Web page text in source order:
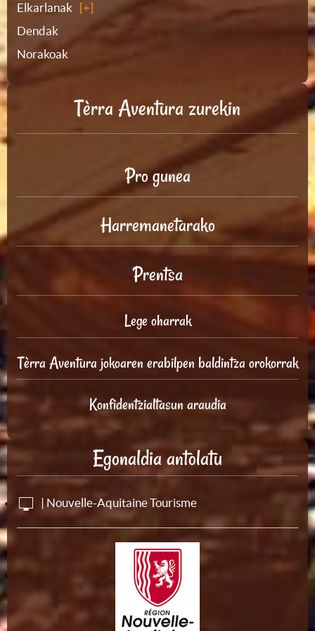
Elkarlanak
Dendak
Norakoak
Tèrra Aventura zurekin
Pro gunea
Harremanetarako
Prentsa
Lege oharrak
Tèrra Aventura jokoaren erabilpen baldintza orokorrak
Konfidentzialtasun araudia
Egonaldia antolatu
| Nouvelle-Aquitaine Tourisme